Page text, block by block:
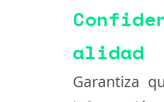
alidad
Garantiza